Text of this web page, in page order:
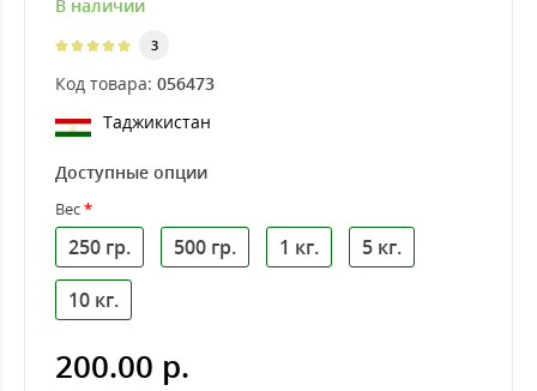
В наличии
3
Код товара: 056473
Таджикистан
Доступные опции
Вес
250 гр. 500 гр. 1 кг.
5 кг.
10 кг.
200.00 р.